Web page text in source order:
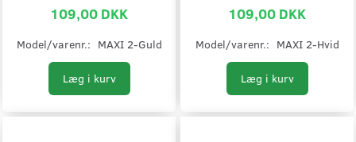
109,00 DKK
Model/varenr.: MAXI 2-Guld
Læg i kurv
109,00 DKK
Model/varenr.: MAXI 2-Hvid
Læg i kurv